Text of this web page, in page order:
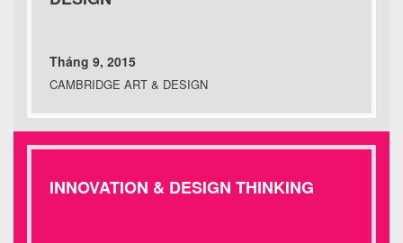
Tháng 9, 2015
CAMBRIDGE ART & DESIGN
INNOVATION & DESIGN THINKING